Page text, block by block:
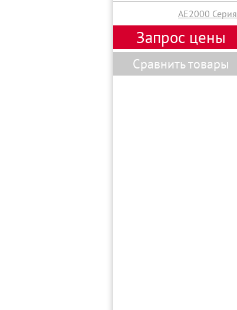
AE2000 Серия
Запрос цены
Сравнить товары